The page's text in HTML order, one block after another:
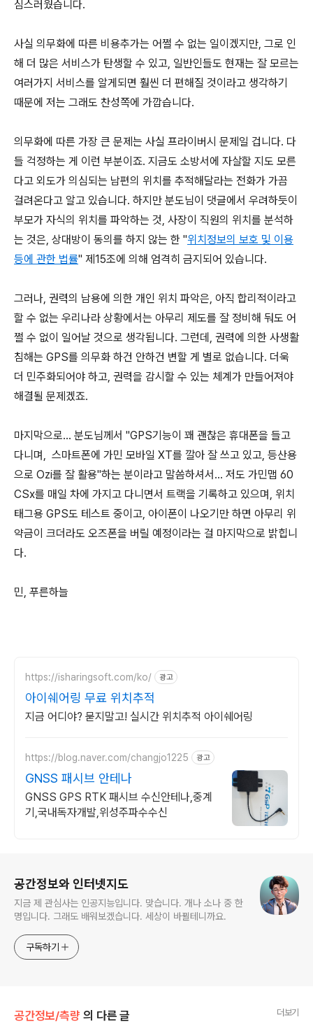
심스러웠습니다.
사실 의무화에 따른 비용추가는 어쩔 수 없는 일이겠지만, 그로 인
해 더 많은 서비스가 탄생할 수 있고, 일반인들도 현재는 잘 모르는
여러가지 서비스를 알게되면 훨씬 더 편해질 것이라고 생각하기
때문에 저는 그래도 찬성쪽에 가깝습니다.
의무화에 따른 가장 큰 문제는 사실 프라이버시 문제일 겁니다. 다
들 걱정하는 게 이런 부분이죠. 지금도 소방서에 자살할 지도 모른
다고 외도가 의심되는 남편의 위치를 추적해달라는 전화가 가끔
걸려온다고 알고 있습니다. 하지만 분도님이 댓글에서 우려하듯이
부모가 자식의 위치를 파악하는 것, 사장이 직원의 위치를 분석하
는 것은, 상대방이 동의를 하지 않는 한 "위치정보의 보호 및 이용
등에 관한 법률" 제15조에 의해 엄격히 금지되어 있습니다.
그러나, 권력의 남용에 의한 개인 위치 파악은, 아직 합리적이라고
할 수 없는 우리나라 상황에서는 아무리 제도를 잘 정비해 둬도 어
쩔 수 없이 일어날 것으로 생각됩니다. 그런데, 권력에 의한 사생활
침해는 GPS를 의무화 하건 안하건 변할 게 별로 없습니다. 더욱
더 민주화되어야 하고, 권력을 감시할 수 있는 체계가 만들어져야
해결될 문제겠죠.
마지막으로... 분도님께서 "GPS기능이 꽤 괜찮은 휴대폰을 들고
다니며, 스마트폰에 가민 모바일 XT를 깔아 잘 쓰고 있고, 등산용
으로 Ozi를 잘 활용"하는 분이라고 말씀하셔서... 저도 가민맵 60
CSx를 매일 차에 가지고 다니면서 트랙을 기록하고 있으며, 위치
태그용 GPS도 테스트 중이고, 아이폰이 나오기만 하면 아무리 위
약금이 크더라도 오즈폰을 버릴 예정이라는 걸 마지막으로 밝힙니
다.
민, 푸른하늘
https://isharingsoft.com/ko/ 광고
아이쉐어링 무료 위치추적
지금 어디야? 묻지말고! 실시간 위치추적 아이쉐어링
https://blog.naver.com/changjo1225 광고
GNSS 패시브 안테나
GNSS GPS RTK 패시브 수신안테나,중계
기,국내독자개발,위성주파수수신
공간정보와 인터넷지도
지금 제 관심사는 인공지능입니다. 맞습니다. 개나 소나 중 한
명입니다. 그래도 배워보겠습니다. 세상이 바뀔테니까요.
구독하기
공간정보/측량 의 다른 글 더보기